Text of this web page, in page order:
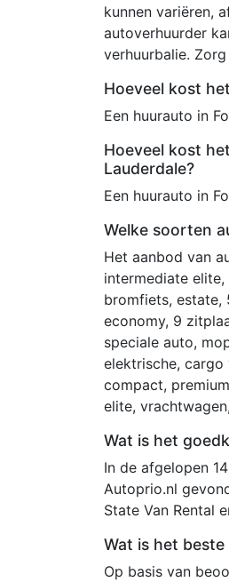
kunnen variëren,
autoverhuurder
verhuurbalie.
Hoeveel kost
Een huurauto in
Hoeveel kost
Lauderdale?
Een huurauto in
Welke soorten
Het aanbod van
intermediate
bromfiets, estate,
economy, 9
speciale auto,
elektrische, cargo
compact,
elite,
Wat is het
In de afgelopen
Autoprio.nl
State Van Rental
Wat is het
Op basis van